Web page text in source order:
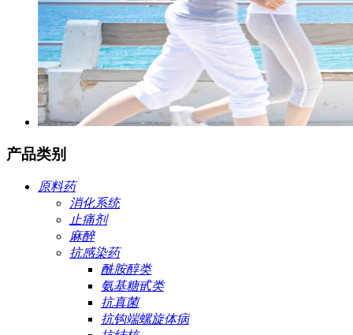
产品类别
原料药
消化系统
止痛剂
麻醉
抗感染药
酰胺醇类
氨基糖甙类
抗真菌
抗钩端螺旋体病